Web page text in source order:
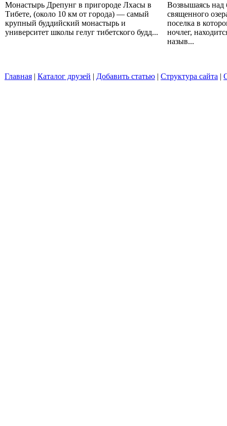
Монастырь Дрепунг в пригороде Лхасы в
Тибете, (около 10 км от города) — самый
крупный буддийский монастырь и
университет школы гелуг тибетского будд...
Возвышаясь над
священного
поселка в
ночлег,
назыв...
Главная | Каталог друзей | Добавить статью | Структура сайта |